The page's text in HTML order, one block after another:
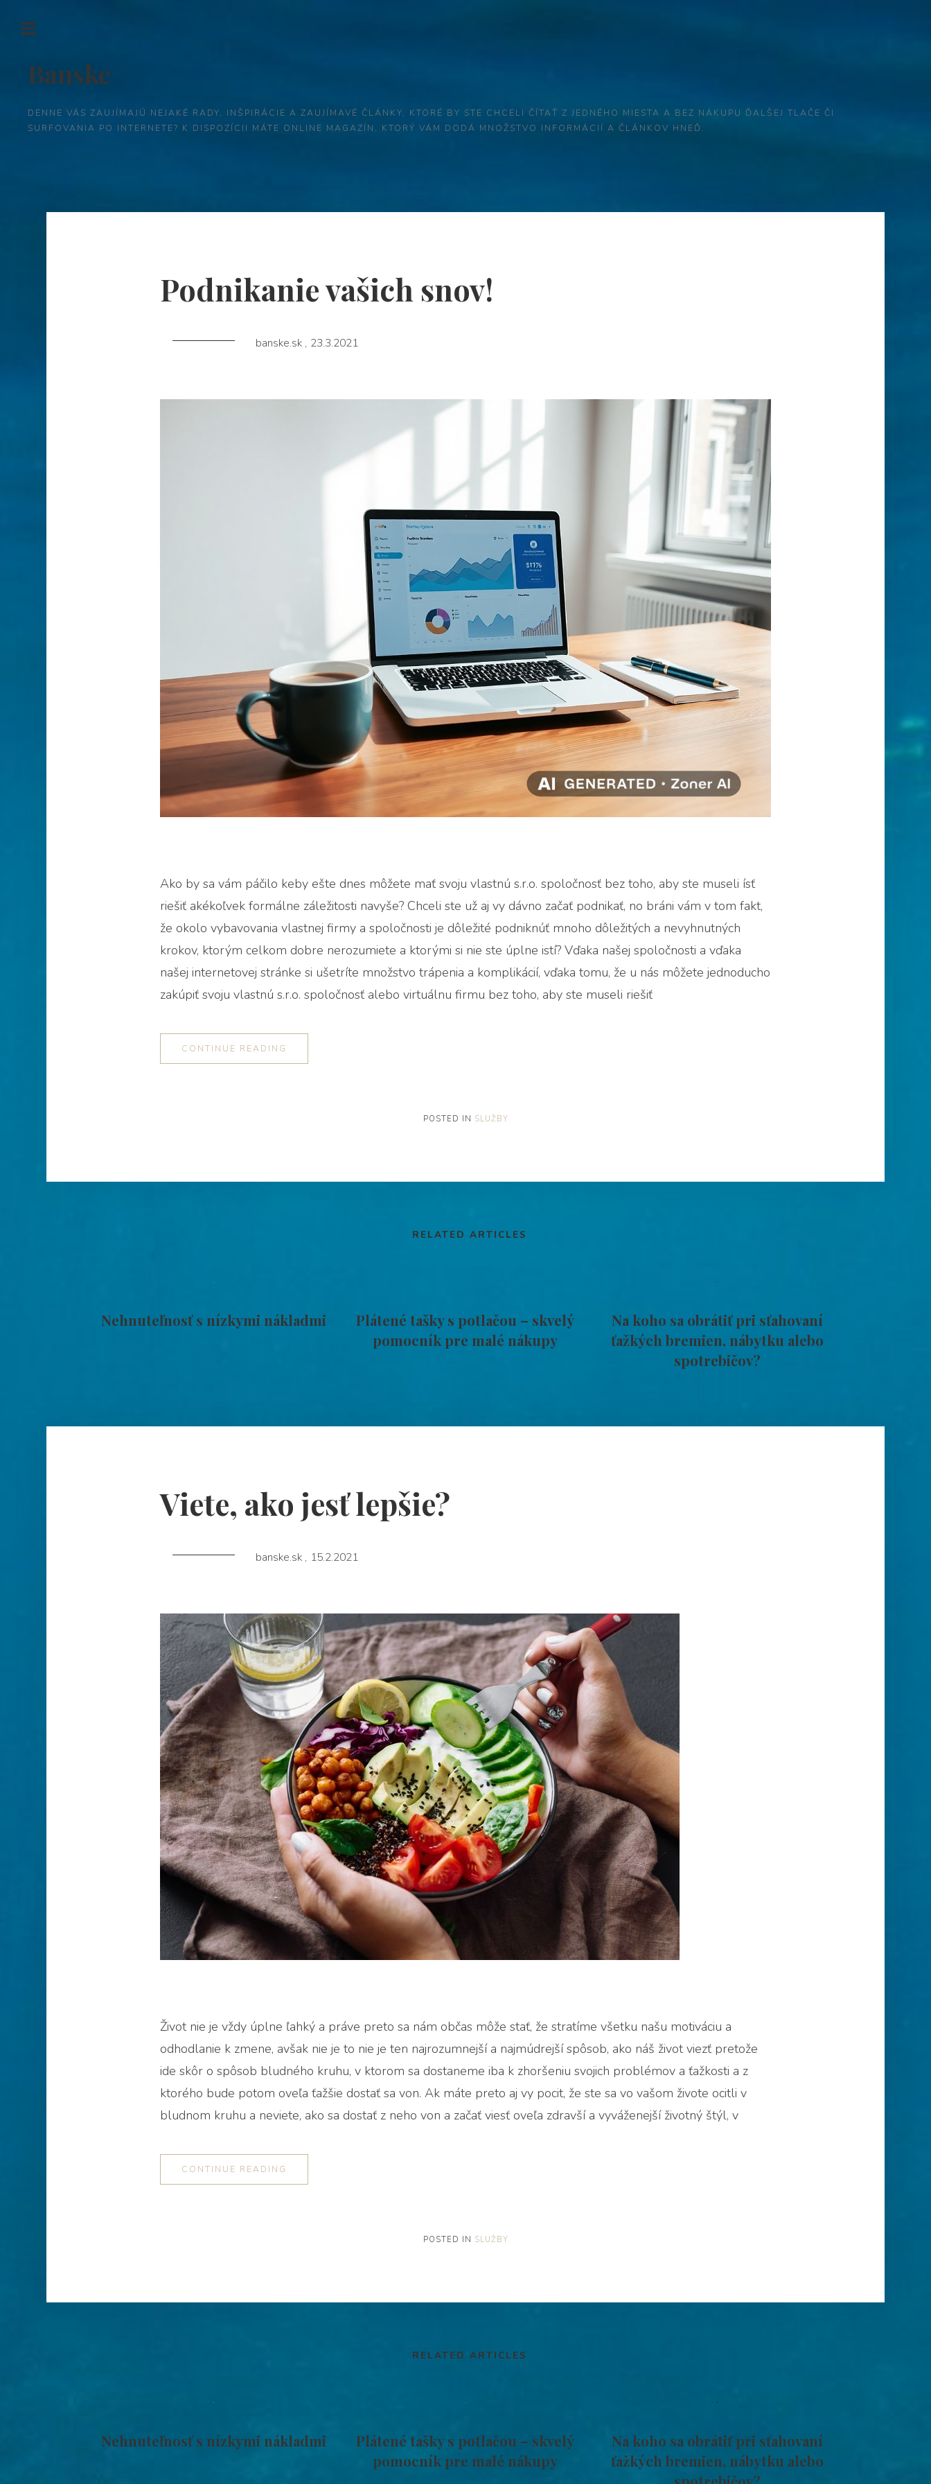
Banske
DENNE VÁS ZAUJÍMAJÚ NEJAKÉ RADY, INŠPIRÁCIE A ZAUJÍMAVÉ ČLÁNKY, KTORÉ BY STE CHCELI ČÍTAŤ Z JEDNÉHO MIESTA A BEZ NÁKUPU ĎALŠEJ TLAČE ČI
SURFOVANIA PO INTERNETE? K DISPOZÍCII MÁTE ONLINE MAGAZÍN, KTORÝ VÁM DODÁ MNOŽSTVO INFORMÁCIÍ A ČLÁNKOV HNEĎ.
Podnikanie vašich snov!
banske.sk , 23.3.2021
Ako by sa vám páčilo keby ešte dnes môžete mať svoju vlastnú s.r.o. spoločnosť bez toho, aby ste museli ísť
riešiť akékoľvek formálne záležitosti navyše? Chceli ste už aj vy dávno začať podnikať, no bráni vám v tom fakt,
že okolo vybavovania vlastnej firmy a spoločnosti je dôležité podniknúť mnoho dôležitých a nevyhnutných
krokov, ktorým celkom dobre nerozumiete a ktorými si nie ste úplne istí? Vďaka našej spoločnosti a vďaka
našej internetovej stránke si ušetríte množstvo trápenia a komplikácií, vďaka tomu, že u nás môžete jednoducho
zakúpiť svoju vlastnú s.r.o. spoločnosť alebo virtuálnu firmu bez toho, aby ste museli riešiť
CONTINUE READING
POSTED IN SLUŽBY
RELATED ARTICLES
Nehnuteľnosť s nízkymi nákladmi
Plátené tašky s potlačou – skvelý
pomocník pre malé nákupy
Na koho sa obrátiť pri sťahovaní
ťažkých bremien, nábytku alebo
spotrebičov?
Viete, ako jesť lepšie?
banske.sk , 15.2.2021
Život nie je vždy úplne ľahký a práve preto sa nám občas môže stať, že stratíme všetku našu motiváciu a
odhodlanie k zmene, avšak nie je to nie je ten najrozumnejší a najmúdrejší spôsob, ako náš život viezť pretože
ide skôr o spôsob bludného kruhu, v ktorom sa dostaneme iba k zhoršeniu svojich problémov a ťažkosti a z
ktorého bude potom oveľa ťažšie dostať sa von. Ak máte preto aj vy pocit, že ste sa vo vašom živote ocitli v
bludnom kruhu a neviete, ako sa dostať z neho von a začať viesť oveľa zdravší a vyváženejší životný štýl, v
CONTINUE READING
POSTED IN SLUŽBY
RELATED ARTICLES
Nehnuteľnosť s nízkymi nákladmi
Plátené tašky s potlačou – skvelý
pomocník pre malé nákupy
Na koho sa obrátiť pri sťahovaní
ťažkých bremien, nábytku alebo